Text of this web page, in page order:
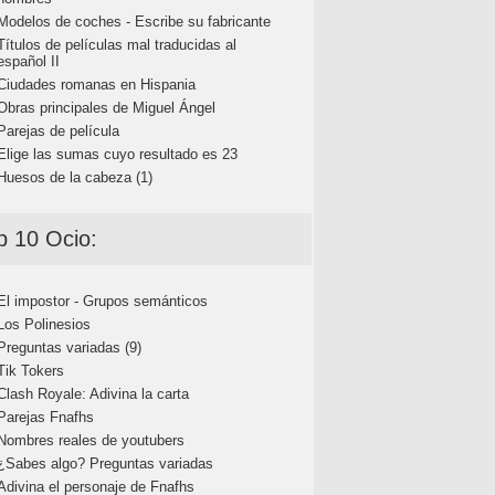
de coches - Escribe su fabricante
de películas mal traducidas al
II
romanas en Hispania
principales de Miguel Ángel
de película
las sumas cuyo resultado es 23
de la cabeza (1)
10 Ocio:
impostor - Grupos semánticos
Polinesios
variadas (9)
Tokers
Royale: Adivina la carta
Fnafhs
reales de youtubers
algo? Preguntas variadas
el personaje de Fnafhs